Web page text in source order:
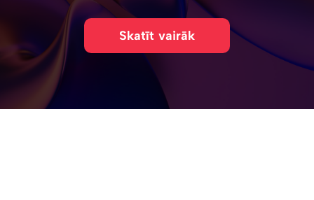
Skatīt vairāk